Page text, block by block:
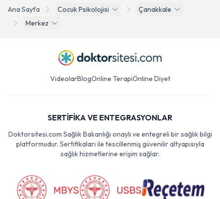
Ana Sayfa Cocuk Psikolojisi
Çanakkale
Merkez
VideolarBlogOnline TerapiOnline Diyet
SERTİFİKA VE ENTEGRASYONLAR
Doktorsitesi.com Sağlık Bakanlığı onaylı ve entegreli bir sağlık bilgi
platformudur. Sertifikaları ile tescillenmiş güvenilir altyapısıyla
sağlık hizmetlerine erişim sağlar.